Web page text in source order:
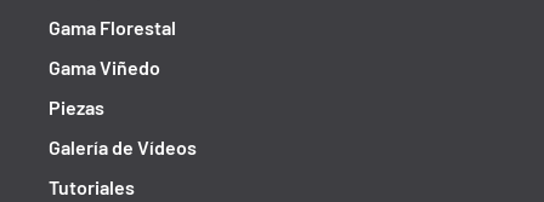
Gama Florestal
Gama Viñedo
Piezas
Galería de Vídeos
Tutoriales